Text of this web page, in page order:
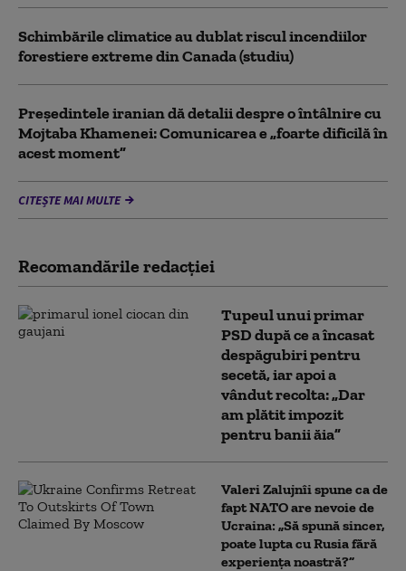
Schimbările climatice au dublat riscul incendiilor
forestiere extreme din Canada (studiu)
Preşedintele iranian dă detalii despre o întâlnire cu
Mojtaba Khamenei: Comunicarea e „foarte dificilă în
acest moment”
CITEȘTE MAI MULTE
Recomandările redacţiei
Tupeul unui primar
PSD după ce a încasat
despăgubiri pentru
secetă, iar apoi a
vândut recolta: „Dar
am plătit impozit
pentru banii ăia”
Valeri Zalujnîi spune ca de
fapt NATO are nevoie de
Ucraina: „Să spună sincer,
poate lupta cu Rusia fără
experiența noastră?”